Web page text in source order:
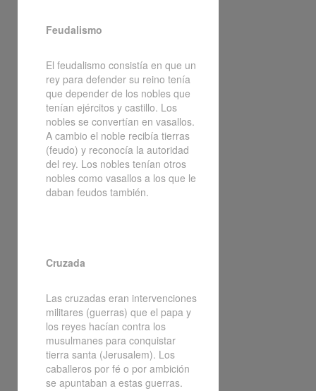
Feudalismo
El feudalismo consistía en que un
rey para defender su reino tenía
que depender de los nobles que
tenían ejércitos y castillo. Los
nobles se convertían en vasallos.
A cambio el noble recibía tierras
(feudo) y reconocía la autoridad
del rey. Los nobles tenían otros
nobles como vasallos a los que le
daban feudos también.
Cruzada
Las cruzadas eran intervenciones
militares (guerras) que el papa y
los reyes hacían contra los
musulmanes para conquistar
tierra santa (Jerusalem). Los
caballeros por fé o por ambición
se apuntaban a estas guerras.